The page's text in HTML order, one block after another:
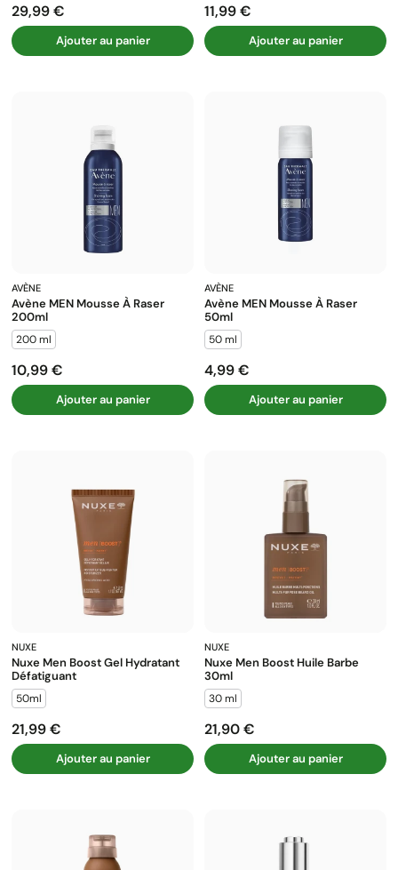
Prix
29,99 €
Ajouter au panier
Prix
11,99 €
Ajouter au panier
AVÈNE
Avène MEN Mousse À Raser
200ml
200 ml
Prix
10,99 €
Ajouter au panier
AVÈNE
Avène MEN Mousse À Raser
50ml
50 ml
Prix
4,99 €
Ajouter au panier
NUXE
Nuxe Men Boost Gel Hydratant
Défatiguant
50ml
Prix
21,99 €
Ajouter au panier
NUXE
Nuxe Men Boost Huile Barbe
30ml
30 ml
Prix
21,90 €
Ajouter au panier